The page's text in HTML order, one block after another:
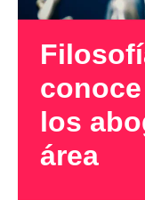
los
área